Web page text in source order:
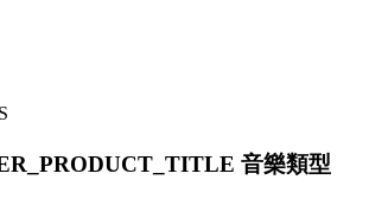
音樂類型